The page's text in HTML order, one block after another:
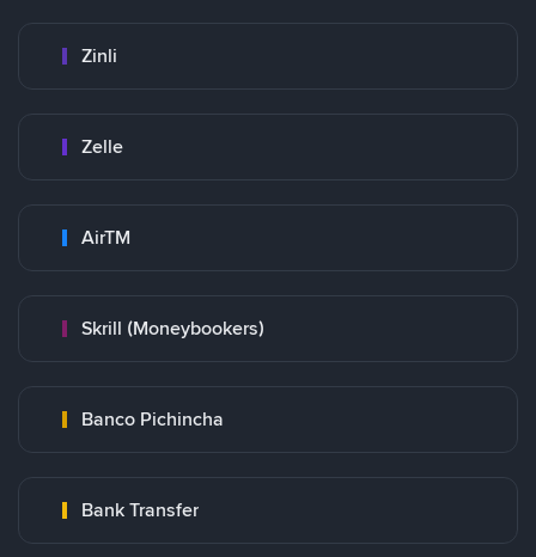
Zinli
Zelle
AirTM
Skrill (Moneybookers)
Banco Pichincha
Bank Transfer